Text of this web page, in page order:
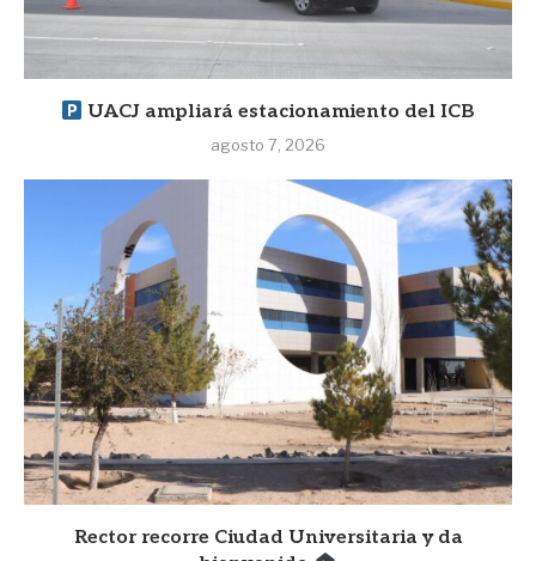
UACJ ampliará estacionamiento del ICB
agosto 7, 2026
Rector recorre Ciudad Universitaria y da